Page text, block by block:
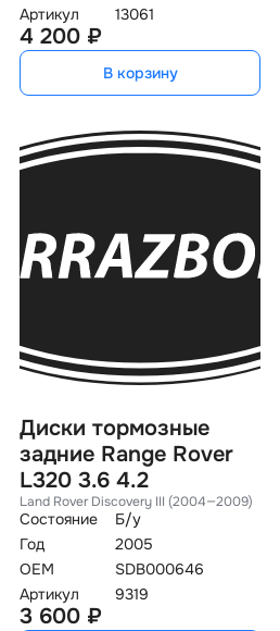
Артикул
13061
4 200 ₽
В корзину
Диски тормозные
задние Range Rover
L320 3.6 4.2
Land Rover Discovery III (2004—2009)
Состояние
Б/у
Год
2005
OEM
SDB000646
Артикул
9319
3 600 ₽